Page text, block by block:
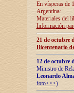
En vísperas de
Argentina:
Materiales del
Información
21 de octubre
Bicentenario
12 de octubre
Ministro de
Leonardo
foto>>>)